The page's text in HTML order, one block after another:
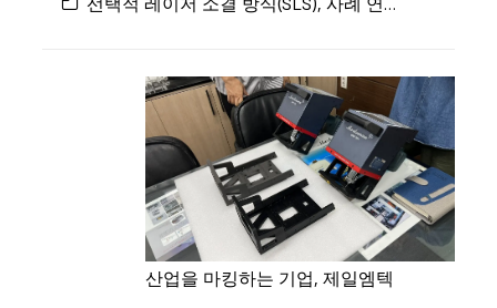
산업을 마킹하는 기업, 제일엠텍